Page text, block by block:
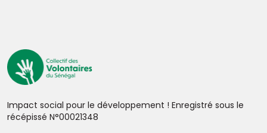
Impact social pour le développement ! Enregistré sous le
récépissé N°00021348